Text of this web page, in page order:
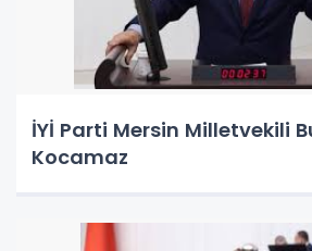
İYİ Parti Mersin Milletvekili
Kocamaz